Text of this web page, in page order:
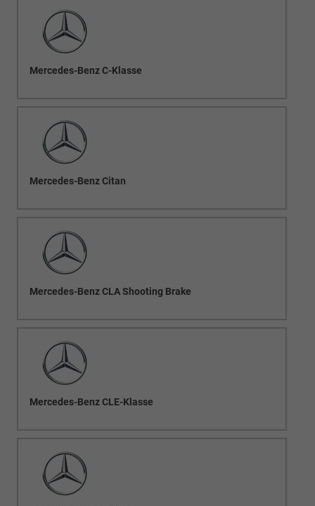
Mercedes-Benz C-Klasse
Mercedes-Benz Citan
Mercedes-Benz CLA Shooting Brake
Mercedes-Benz CLE-Klasse